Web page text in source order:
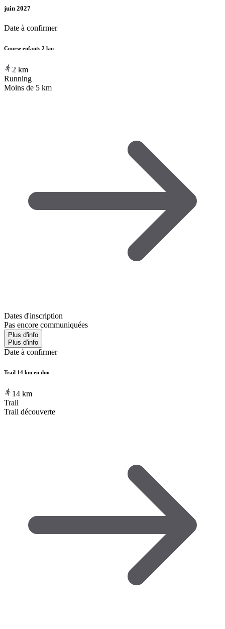
juin 2027
Date à confirmer
Course enfants 2 km
2 km
Running
Moins de 5 km
Dates d'inscription
Pas encore communiquées
Plus d'info
Plus d'info
Date à confirmer
Trail 14 km en duo
14 km
Trail
Trail découverte